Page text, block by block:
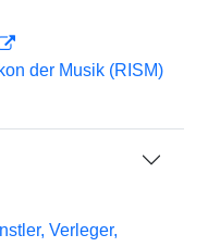
der Musik (RISM)
Verleger,